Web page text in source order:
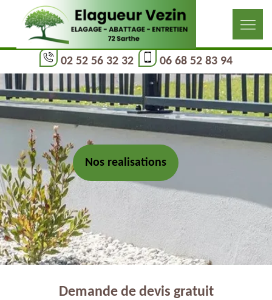
02 52 56 32 32 06 68 52 83 94
Nos realisations
Demande de devis gratuit